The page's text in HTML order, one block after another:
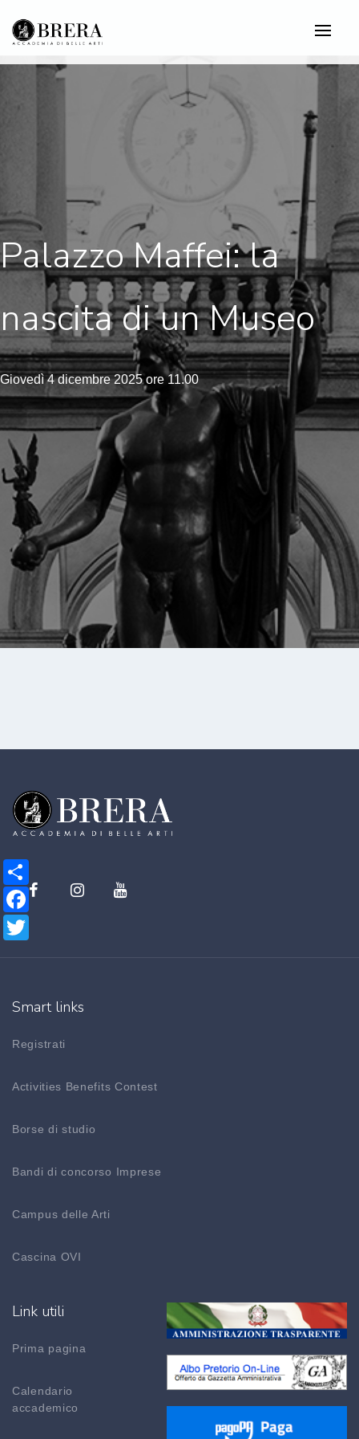
contenuto
principale
Palazzo Maffei: la
nascita di un Museo
Giovedì 4 dicembre 2025 ore 11.00
Facebook
Smart links
Registrati
Activities Benefits Contest
Borse di studio
Bandi di concorso Imprese
Campus delle Arti
Cascina OVI
Link utili
Prima pagina
Calendario
accademico